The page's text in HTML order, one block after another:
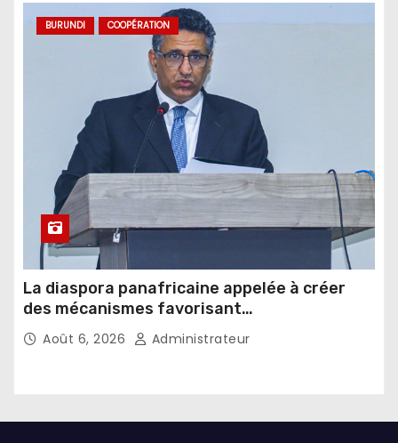
BURUNDI COOPÉRATION
La diaspora panafricaine appelée à créer
des mécanismes favorisant
l’investissement dans les pays d’origine
Août 6, 2026 Administrateur